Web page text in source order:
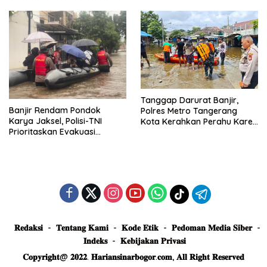
Banjir Rendam Pondok
Karya Jaksel, Polisi-TNI
Prioritaskan Evakuasi
Tanggap Darurat Banjir,
Polres Metro Tangerang
Kota Kerahkan Perahu Karet
𝐑𝐞𝐝𝐚𝐤𝐬𝐢 𝐓𝐞𝐧𝐭𝐚𝐧𝐠 𝐊𝐚𝐦𝐢 𝐊𝐨𝐝𝐞 𝐄𝐭𝐢𝐤
𝐏𝐞𝐝𝐨𝐦𝐚𝐧 𝐌𝐞𝐝𝐢𝐚 𝐒𝐢𝐛𝐞𝐫
𝐈𝐧𝐝𝐞𝐤𝐬
𝐊𝐞𝐛𝐢𝐣𝐚𝐤𝐚𝐧 𝐏𝐫𝐢𝐯𝐚𝐬𝐢
𝐂𝐨𝐩𝐲𝐫𝐢𝐠𝐡𝐭@ 𝟐𝟎𝟐𝟐. 𝐇𝐚𝐫𝐢𝐚𝐧𝐬𝐢𝐧𝐚𝐫𝐛𝐨𝐠𝐨𝐫.𝐜𝐨𝐦, 𝐀𝐥𝐥 𝐑𝐢𝐠𝐡𝐭 𝐑𝐞𝐬𝐞𝐫𝐯𝐞𝐝